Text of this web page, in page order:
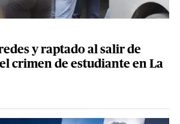
y raptado al salir de
crimen de estudiante en La